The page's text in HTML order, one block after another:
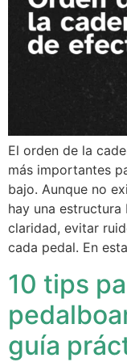
El orden de la
más importantes
bajo. Aunque no
hay una estructura
claridad, evitar
cada pedal. En
10 tips
guía